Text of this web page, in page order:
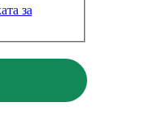
за